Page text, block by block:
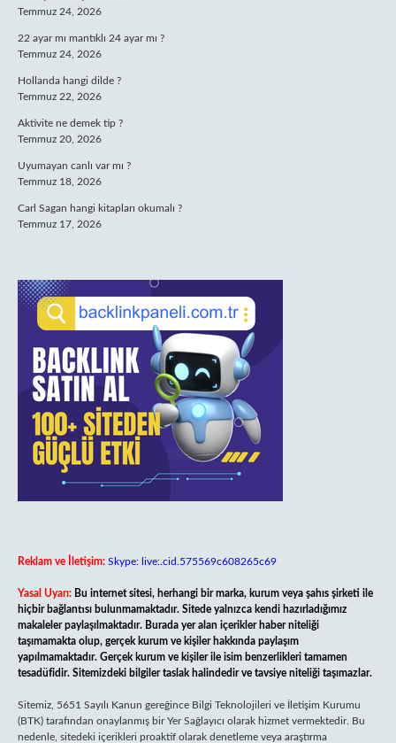
Temmuz 24, 2026
22 ayar mı mantıklı 24 ayar mı ?
Temmuz 24, 2026
Hollanda hangi dilde ?
Temmuz 22, 2026
Aktivite ne demek tip ?
Temmuz 20, 2026
Uyumayan canlı var mı ?
Temmuz 18, 2026
Carl Sagan hangi kitapları okumalı ?
Temmuz 17, 2026
Reklam ve İletişim: Skype: live:.cid.575569c608265c69
Yasal Uyarı: Bu internet sitesi, herhangi bir marka, kurum veya şahıs şirketi ile
hiçbir bağlantısı bulunmamaktadır. Sitede yalnızca kendi hazırladığımız
makaleler paylaşılmaktadır. Burada yer alan içerikler haber niteliği
taşımamakta olup, gerçek kurum ve kişiler hakkında paylaşım
yapılmamaktadır. Gerçek kurum ve kişiler ile isim benzerlikleri tamamen
tesadüfidir. Sitemizdeki bilgiler taslak halindedir ve tavsiye niteliği taşımazlar.
Sitemiz, 5651 Sayılı Kanun gereğince Bilgi Teknolojileri ve İletişim Kurumu
(BTK) tarafından onaylanmış bir Yer Sağlayıcı olarak hizmet vermektedir. Bu
nedenle, sitedeki içerikleri proaktif olarak denetleme veya araştırma